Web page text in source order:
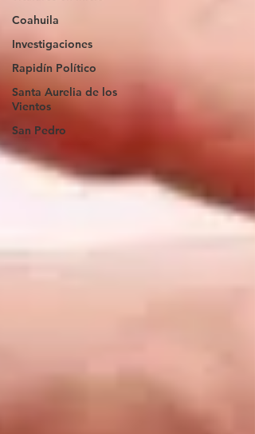
Coahuila
Investigaciones
Rapidín Político
Santa Aurelia de los
Vientos
San Pedro